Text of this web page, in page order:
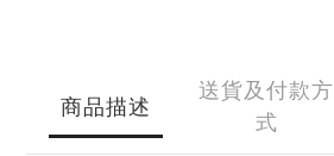
商品描述
送貨及付款方
式